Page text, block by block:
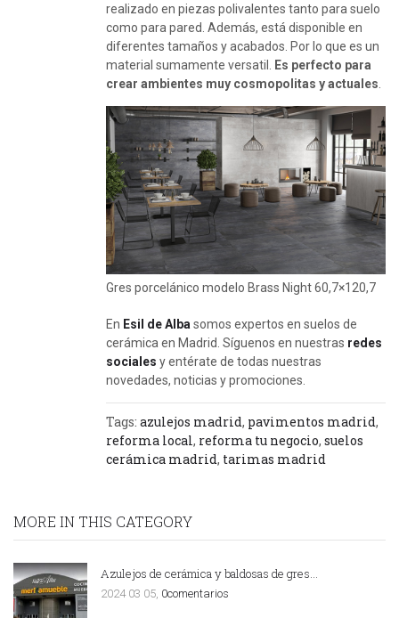
realizado en piezas polivalentes tanto para suelo
como para pared. Además, está disponible en
diferentes tamaños y acabados. Por lo que es un
material sumamente versatil.
Es perfecto para
crear ambientes muy cosmopolitas y actuales
Gres porcelánico modelo Brass Night 60,7×120,7
En Esil de Alba somos expertos en suelos de
cerámica en Madrid. Síguenos en nuestras redes
sociales y entérate de todas nuestras
novedades, noticias y promociones.
Tags: azulejos madrid, pavimentos madrid,
reforma local, reforma tu negocio, suelos
cerámica madrid, tarimas madrid
MORE IN THIS CATEGORY
Azulejos de cerámica y baldosas de gres…
2024 03 05, 0comentarios